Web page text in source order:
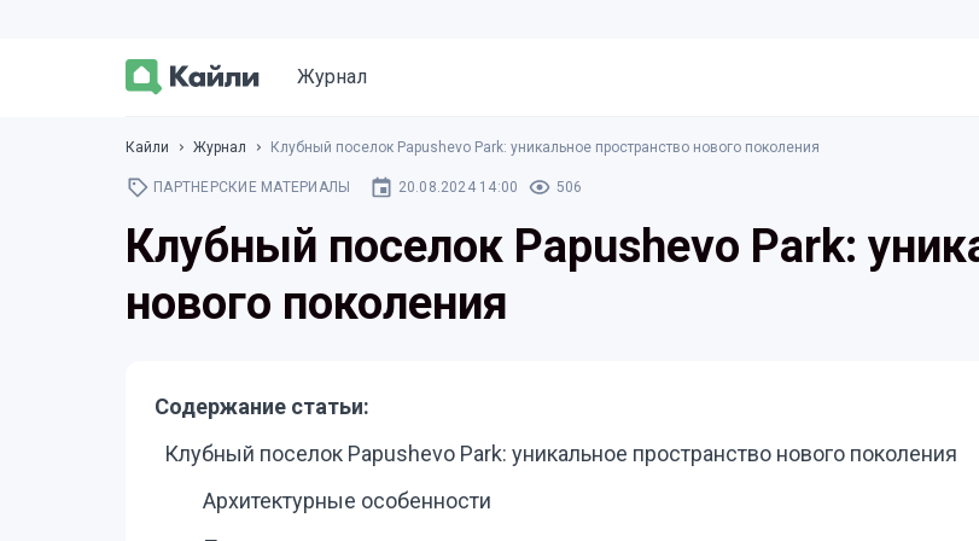
Журнал
Кайли Журнал Клубный поселок Papushevo Park: уникальное пространство нового поколения
ПАРТНЕРСКИЕ МАТЕРИАЛЫ 20.08.2024 14:00 506
Клубный поселок Papushevo Park:
нового поколения
Содержание статьи:
Клубный поселок Papushevo Park: уникальное пространство нового поколения
Архитектурные особенности